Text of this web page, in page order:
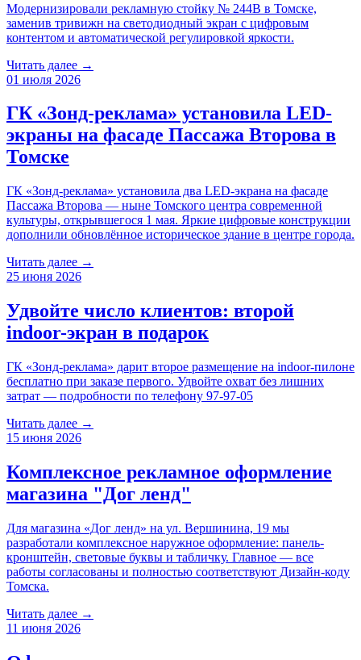
Модернизировали рекламную стойку № 244B в Томске,
заменив тривижн на светодиодный экран с цифровым
контентом и автоматической регулировкой яркости.
Читать далее →
01 июля 2026
ГК «Зонд-реклама» установила LED-
экраны на фасаде Пассажа Второва в
Томске
ГК «Зонд-реклама» установила два LED-экрана на фасаде
Пассажа Второва — ныне Томского центра современной
культуры, открывшегося 1 мая. Яркие цифровые конструкции
дополнили обновлённое историческое здание в центре города.
Читать далее →
25 июня 2026
Удвойте число клиентов: второй
indoor-экран в подарок
ГК «Зонд-реклама» дарит второе размещение на indoor-пилоне
бесплатно при заказе первого. Удвойте охват без лишних
затрат — подробности по телефону 97-97-05
Читать далее →
15 июня 2026
Комплексное рекламное оформление
магазина "Дог ленд"
Для магазина «Дог ленд» на ул. Вершинина, 19 мы
разработали комплексное наружное оформление: панель-
кронштейн, световые буквы и табличку. Главное — все
работы согласованы и полностью соответствуют Дизайн-коду
Томска.
Читать далее →
11 июня 2026